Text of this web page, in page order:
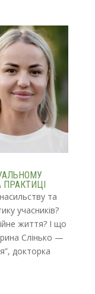
ПРАКТИЦІ
та
учасників?
життя? І що
Слінько —
докторка